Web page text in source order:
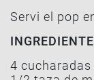
Servi el pop
4